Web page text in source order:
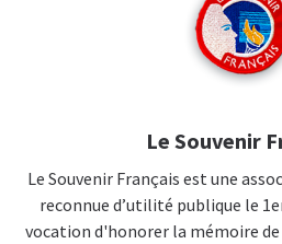
Le Souvenir
Le Souvenir Français est une
reconnue d’utilité publique le
vocation d'honorer la mémoire